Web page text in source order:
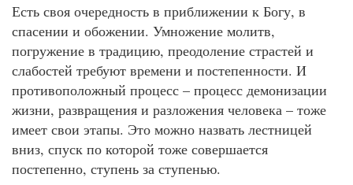
Есть своя очередность в приближении к Богу, в
спасении и обожении. Умножение молитв,
погружение в традицию, преодоление страстей и
слабостей требуют времени и постепенности. И
противоположный процесс – процесс демонизации
жизни, развращения и разложения человека – тоже
имеет свои этапы. Это можно назвать лестницей
вниз, спуск по которой тоже совершается
постепенно, ступень за ступенью.